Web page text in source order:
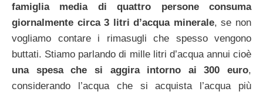
famiglia media di quattro persone consuma
giornalmente circa 3 litri d’acqua minerale, se non
vogliamo contare i rimasugli che spesso vengono
buttati. Stiamo parlando di mille litri d’acqua annui cioè
una spesa che si aggira intorno ai 300 euro,
considerando l’acqua che si acquista l’acqua più